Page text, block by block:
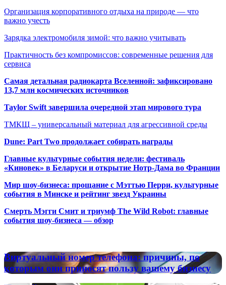
Организация корпоративного отдыха на природе — что
важно учесть
Зарядка электромобиля зимой: что важно учитывать
Практичность без компромиссов: современные решения для
сервиса
Самая детальная радиокарта Вселенной: зафиксировано
13,7 млн космических источников
Taylor Swift завершила очередной этап мирового тура
ТМКЩ – универсальный материал для агрессивной среды
Dune: Part Two продолжает собирать награды
Главные культурные события недели: фестиваль
«Киновек» в Беларуси и открытие Нотр-Дама во Франции
Мир шоу-бизнеса: прощание с Мэттью Перри, культурные
события в Минске и рейтинг звезд Украины
Смерть Мэгги Смит и триумф The Wild Robot: главные
события шоу-бизнеса — обзор
Виртуальный
номер
телефона:
причины,
Виртуальный номер телефона: причины, по
которым они приносят пользу вашему бизнесу